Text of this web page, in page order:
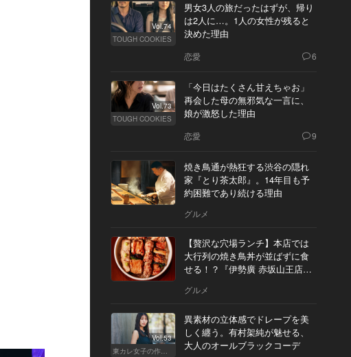
Vol.74
TOUGH COOKIES
男女3人の旅だったはずが、帰り
は2人に…。1人の女性が残ると
決めた理由
恋愛 6
Vol.73
TOUGH COOKIES
「今日はたくさん甘えちゃお」
再会した母の無邪気な一言に、
娘が激怒した理由
恋愛 9
焼き鳥通が熱狂する渋谷の隠れ
家『とり茶太郎』。14年目も予
約困難であり続ける理由
グルメ
【贅沢な穴場ランチ】本店では
大行列の焼き鳥丼が並ばずに食
せる！？『伊勢廣 赤坂山王店』
グルメ
Vol.53
東カレ女子の作り方
異素材の立体感でドレープを美
しく纏う。有村架純が魅せる、
大人のオールブラックコーデ